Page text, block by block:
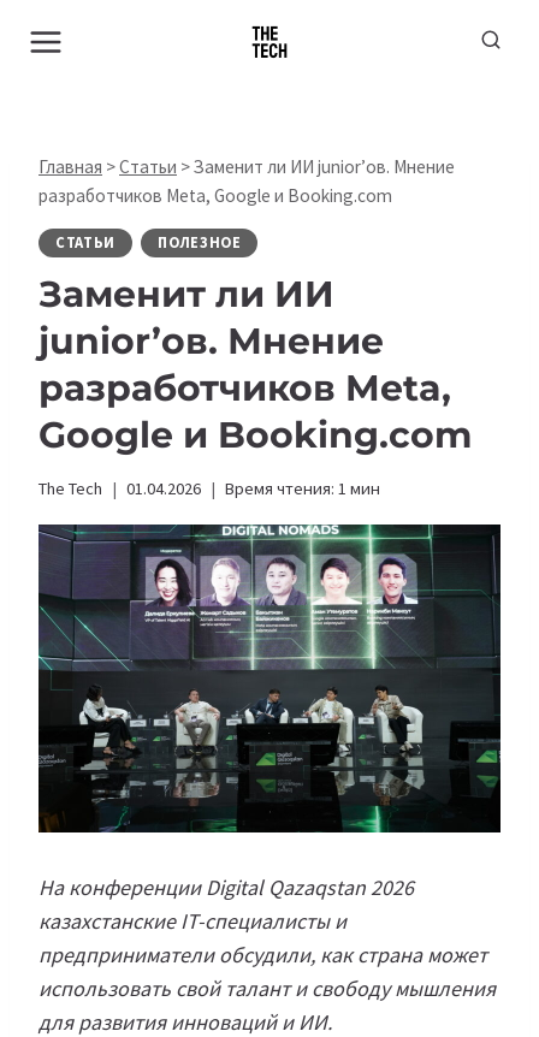
Главная >Статьи >Заменит ли ИИ junior’ов. Мнение
разработчиков Meta, Google и Booking.com
СТАТЬИ ПОЛЕЗНОЕ
Заменит ли ИИ
junior’ов. Мнение
разработчиков Meta,
Google и Booking.com
The Tech 01.04.2026 Время чтения: 1 мин
На конференции Digital Qazaqstan 2026
казахстанские IT-специалисты и
предприниматели обсудили, как страна может
использовать свой талант и свободу мышления
для развития инноваций и ИИ.